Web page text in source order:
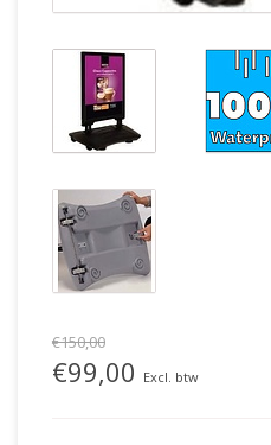
€150,00
€99,00 Excl. btw